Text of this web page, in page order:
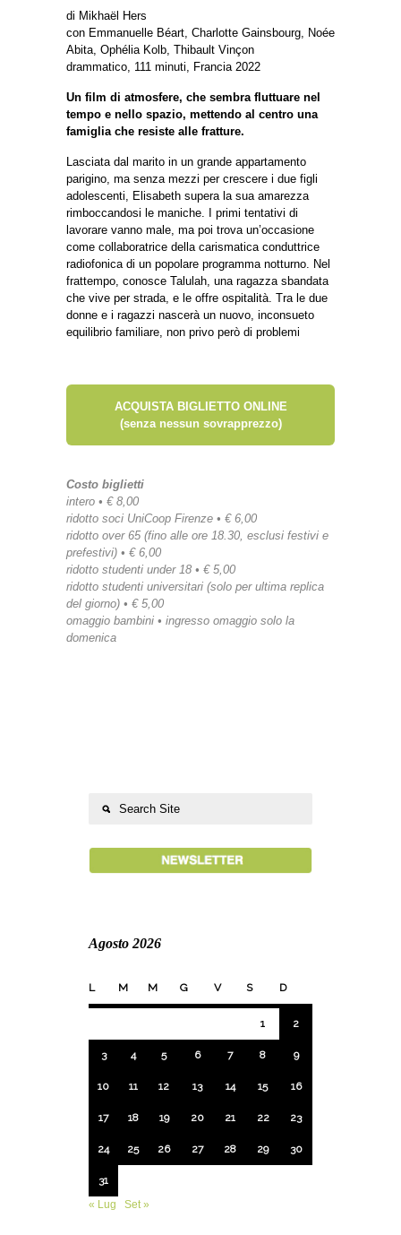
di Mikhaël Hers
con Emmanuelle Béart, Charlotte Gainsbourg, Noée
Abita, Ophélia Kolb, Thibault Vinçon
drammatico, 111 minuti, Francia 2022
Un film di atmosfere, che sembra fluttuare nel
tempo e nello spazio, mettendo al centro una
famiglia che resiste alle fratture.
Lasciata dal marito in un grande appartamento
parigino, ma senza mezzi per crescere i due figli
adolescenti, Elisabeth supera la sua amarezza
rimboccandosi le maniche. I primi tentativi di
lavorare vanno male, ma poi trova un’occasione
come collaboratrice della carismatica conduttrice
radiofonica di un popolare programma notturno. Nel
frattempo, conosce Talulah, una ragazza sbandata
che vive per strada, e le offre ospitalità. Tra le due
donne e i ragazzi nascerà un nuovo, inconsueto
equilibrio familiare, non privo però di problemi
ACQUISTA BIGLIETTO ONLINE
(senza nessun sovrapprezzo)
Costo biglietti
intero • € 8,00
ridotto soci UniCoop Firenze • € 6,00
ridotto over 65 (fino alle ore 18.30, esclusi festivi e
prefestivi) • € 6,00
ridotto studenti under 18 • € 5,00
ridotto studenti universitari (solo per ultima replica
del giorno) • € 5,00
omaggio bambini • ingresso omaggio solo la
domenica
Agosto 2026
L M M G V S D
1 2
3 4 5 6 7 8 9
10 11 12 13 14 15 16
17 18 19 20 21 22 23
24 25 26 27 28 29 30
31
« Lug
Set »